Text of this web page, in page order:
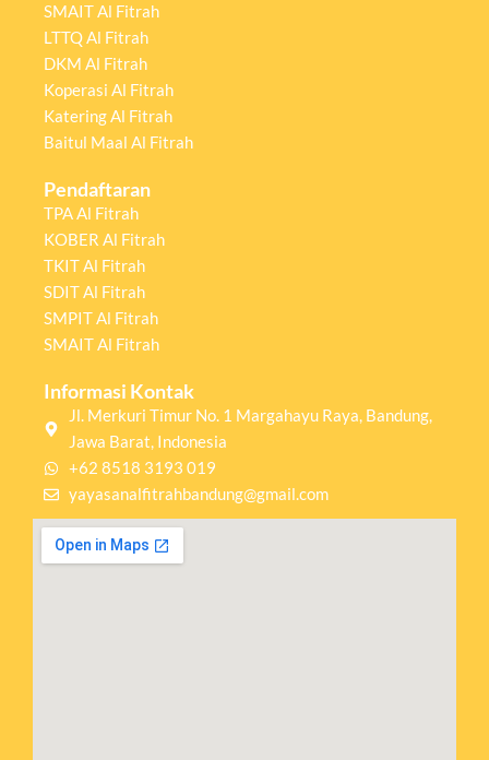
SMAIT Al Fitrah
LTTQ Al Fitrah
DKM Al Fitrah
Koperasi Al Fitrah
Katering Al Fitrah
Baitul Maal Al Fitrah
Pendaftaran
TPA Al Fitrah
KOBER Al Fitrah
TKIT Al Fitrah
SDIT Al Fitrah
SMPIT Al Fitrah
SMAIT Al Fitrah
Informasi Kontak
Jl. Merkuri Timur No. 1 Margahayu Raya, Bandung,
Jawa Barat, Indonesia
+62 8518 3193 019
yayasanalfitrahbandung@gmail.com